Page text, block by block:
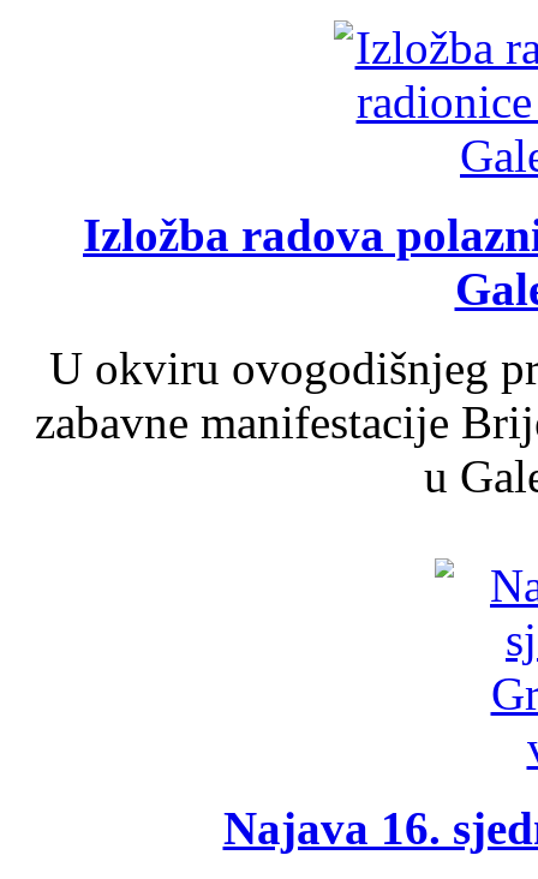
Izložba radova
U okviru ovogodišnjeg
zabavne manifestacije
u
Najava 16.